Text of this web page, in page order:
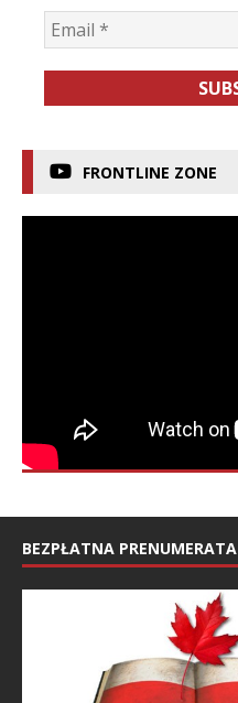
FRONTLINE ZONE
BEZPŁATNA PRENUMERATA